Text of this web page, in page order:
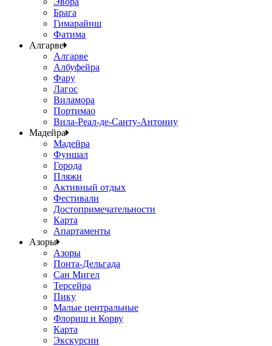
Брага
Гимарайнш
Фатима
Алгарве
Алгарве
Албуфейра
Фару
Лагос
Виламора
Портимао
Вила-Реал-де-Санту-Антониу
Мадейра
Мадейра
Фуншал
Города
Пляжи
Активный отдых
Фестивали
Достопримечательности
Карта
Апартаменты
Азоры
Азоры
Понта-Дельгада
Сан Мигел
Терсейра
Пику
Малые центральные
Флориш и Корву
Карта
Экскурсии